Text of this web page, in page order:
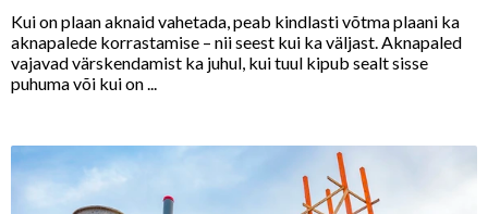
Kui on plaan aknaid vahetada, peab kindlasti võtma plaani ka
aknapalede korrastamise – nii seest kui ka väljast. Aknapaled
vajavad värskendamist ka juhul, kui tuul kipub sealt sisse
puhuma või kui on ...